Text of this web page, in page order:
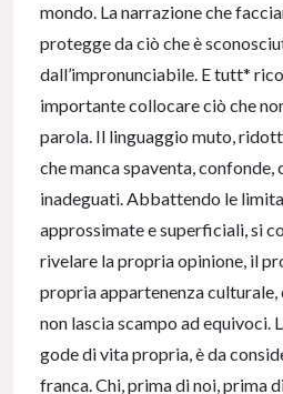
mondo. La narrazione che
protegge da ciò che è
dall’impronunciabile. E tutt*
importante collocare ciò che
parola. Il linguaggio muto,
che manca spaventa, confonde,
inadeguati. Abbattendo le
approssimate e superficiali, si
rivelare la propria opinione, il
propria appartenenza culturale,
non lascia scampo ad equivoci.
gode di vita propria, è da
franca. Chi, prima di noi, prima